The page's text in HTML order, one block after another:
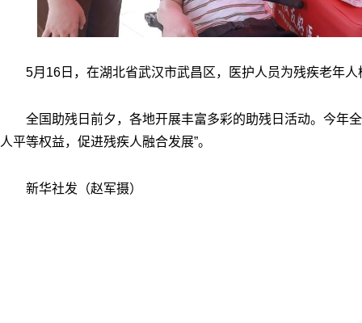
5月16日，在湖北省武汉市武昌区，医护人员为残疾老年人
全国助残日前夕，各地开展丰富多彩的助残日活动。今年
人平等权益，促进残疾人融合发展”。
新华社发（赵军摄）